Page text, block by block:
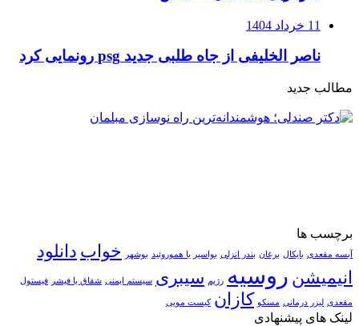
11 خرداد 1404
ناصر الخلیفی از جاه طلبی جدید psg رونمایی کرد
مطالب جدید
برچسب ها
آبسه مقعدی بایکال برغان بندر انزلی بواسیر یا هموروئید بوشهر خواب دانلود
انیمیشن روسیه رژیم سیبری سیستم ایمنی شقاق یا فیشر فیستول
مقعدی لیزر درمانی مسکو کازان کیست مویی
لینک های پیشنهادی